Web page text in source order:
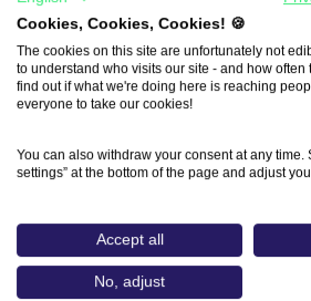
Aus- und Weiterbildungen
VoloCampus: Coaching und
Cookies, Cookies, Cookies! 🍪
The cookies on this site are unfortunately not
to understand who visits our site - and how often
find out if what we're doing here is reaching
everyone to take our cookies!
You can also withdraw your consent at any time.
settings” at the bottom of the page and adjust
Accept all
No, adjust